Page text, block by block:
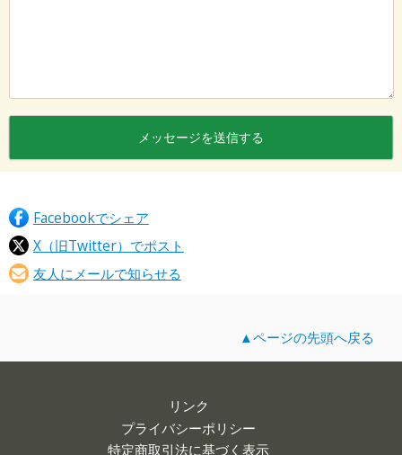
Facebookでシェア
X（旧Twitter）でポスト
友人にメールで知らせる
▲ページの先頭へ戻る
リンク
プライバシーポリシー
特定商取引法に基づく表示